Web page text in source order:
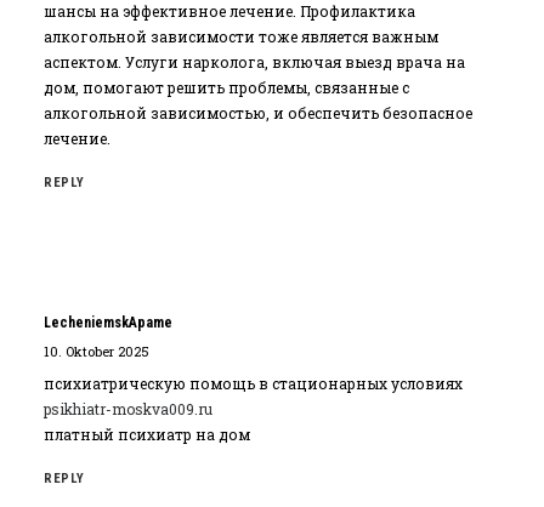
шансы на эффективное лечение. Профилактика
алкогольной зависимости тоже является важным
аспектом. Услуги нарколога, включая выезд врача на
дом, помогают решить проблемы, связанные с
алкогольной зависимостью, и обеспечить безопасное
лечение.
REPLY
LecheniemskApame
10. Oktober 2025
психиатрическую помощь в стационарных условиях
psikhiatr-moskva009.ru
платный психиатр на дом
REPLY